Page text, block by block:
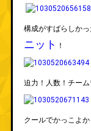
構成がすばらしか
ニット
！
迫力！人数！チーム
クールでかっこよか